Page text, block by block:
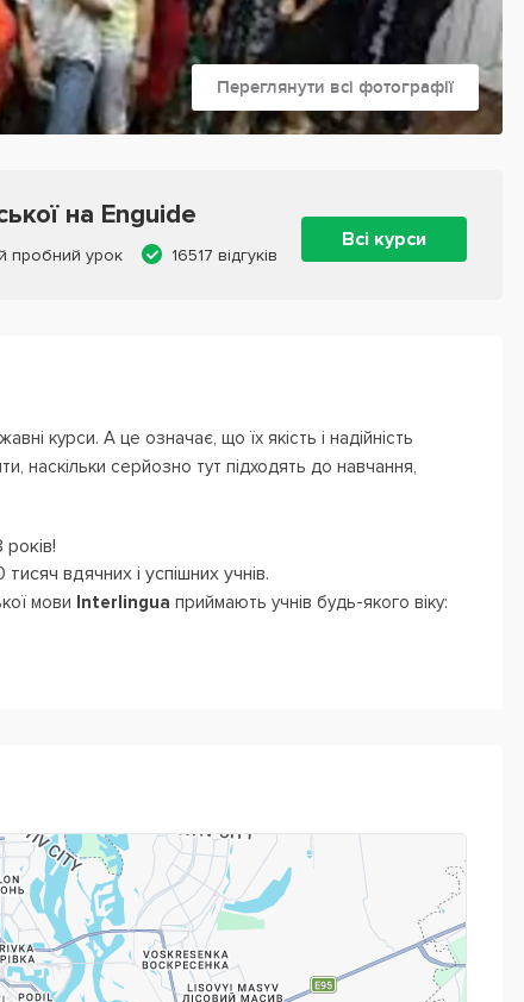
Переглянути всі фотографії
на Enguide
пробний урок 16517 відгуків
Всі курси
курси. А це означає, що їх якість і надійність
наскільки серйозно тут підходять до навчання,
вдячних і успішних учнів.
мови Interlingua приймають учнів будь-якого віку:
підлаштовують їх під темперамент, успішність
навчальний процес для свого максимального
іноземної, в тому числі "з нуля";
розмовної мови або інші ваші цілі;